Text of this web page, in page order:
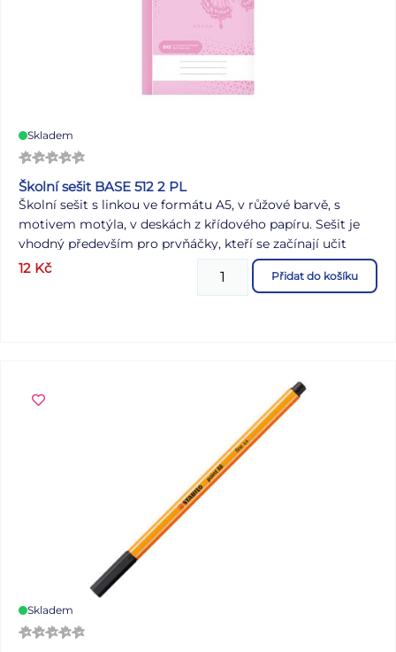
Skladem
Školní sešit BASE 512 2 PL
Školní sešit s linkou ve formátu A5, v růžové barvě, s
motivem motýla, v deskách z křídového papíru. Sešit je
vhodný především pro prvňáčky, kteří se začínají učit
psát. S tím jim pomohou 2 pomocné linky. Stránky jsou
bez okrajů. Typ: 512 Formát: A5 Motiv: motýl Barva: růžová
12 Kč Přidat do košíku
Skladem